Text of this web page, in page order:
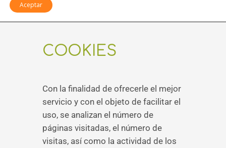
COOKIES
Con la finalidad de ofrecerle el mejor
servicio y con el objeto de facilitar el
uso, se analizan el número de
páginas visitadas, el número de
visitas, así como la actividad de los
Aceptar